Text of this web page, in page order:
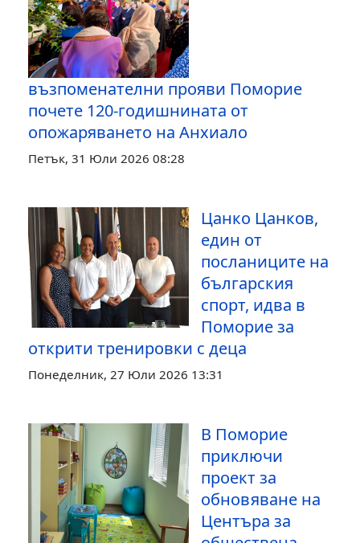
възпоменателни прояви Поморие
почете 120-годишнината от
опожаряването на Анхиало
Петък, 31 Юли 2026 08:28
Цанко Цанков,
един от
посланиците на
българския
спорт, идва в
Поморие за
открити тренировки с деца
Понеделник, 27 Юли 2026 13:31
В Поморие
приключи
проект за
обновяване на
Центъра за